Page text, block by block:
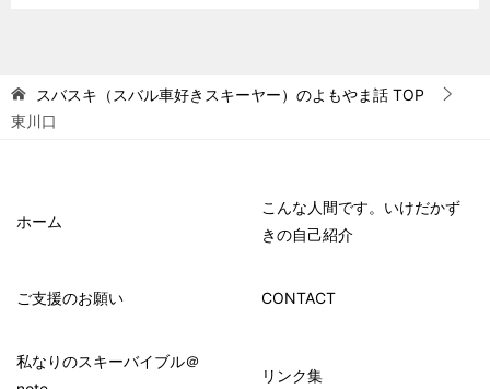
スバスキ（スバル車好きスキーヤー）のよもやま話 TOP
東川口
ホーム
こんな人間です。いけだかず
きの自己紹介
ご支援のお願い CONTACT
私なりのスキーバイブル＠
リンク集